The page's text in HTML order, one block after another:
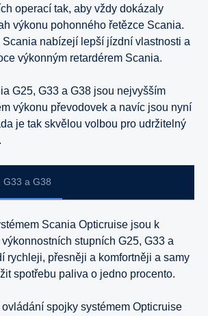
operací tak, aby vždy dokázaly
výkonu pohonného řetězce Scania.
Scania nabízejí lepší jízdní vlastnosti a
výkonným retardérem Scania.
G25, G33 a G38 jsou nejvyšším
výkonu převodovek a navíc jsou nyní
je tak skvělou volbou pro udržitelný
G33 a G38
Scania Opticruise jsou k
stupních G25, G33 a
rychleji, přesněji a komfortněji a samy
spotřebu paliva o jedno procento.
spojky systémem Opticruise